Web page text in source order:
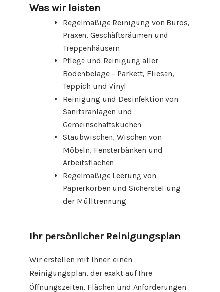
Was wir leisten
Regelmäßige Reinigung von Büros,
Praxen, Geschäftsräumen und
Treppenhäusern
Pflege und Reinigung aller
Bodenbeläge – Parkett, Fliesen,
Teppich und Vinyl
Reinigung und Desinfektion von
Sanitäranlagen und
Gemeinschaftsküchen
Staubwischen, Wischen von
Möbeln, Fensterbänken und
Arbeitsflächen
Regelmäßige Leerung von
Papierkörben und Sicherstellung
der Mülltrennung
Ihr persönlicher Reinigungsplan
Wir erstellen mit Ihnen einen
Reinigungsplan, der exakt auf Ihre
Öffnungszeiten, Flächen und Anforderungen